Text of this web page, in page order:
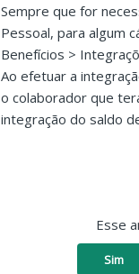
Sempre que for
Pessoal, para algum
Benefícios >
Ao efetuar a
o colaborador que
integração do saldo
Esse
Sim